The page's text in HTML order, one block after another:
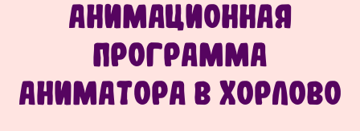
Анимационная
программа
аниматора в Хорлово